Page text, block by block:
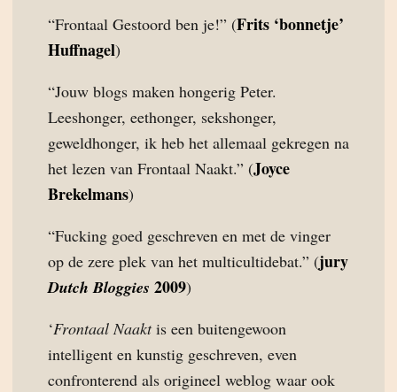
“Frontaal Gestoord ben je!” (Frits ‘bonnetje’
Huffnagel)
“Jouw blogs maken hongerig Peter.
Leeshonger, eethonger, sekshonger,
geweldhonger, ik heb het allemaal gekregen na
het lezen van Frontaal Naakt.” (Joyce
Brekelmans)
“Fucking goed geschreven en met de vinger
op de zere plek van het multicultidebat.” (jury
Dutch Bloggies 2009)
‘Frontaal Naaktis een buitengewoon
intelligent en kunstig geschreven, even
confronterend als origineel weblog waar ook